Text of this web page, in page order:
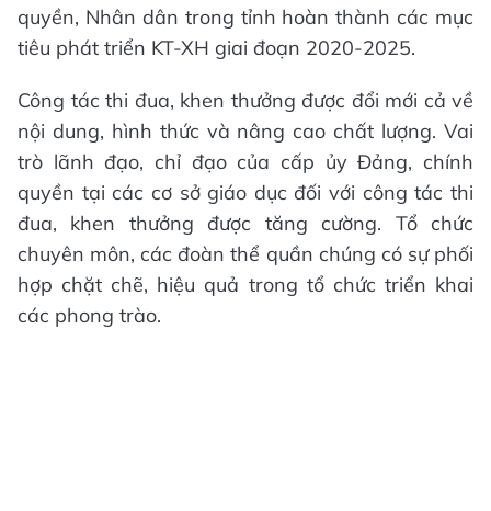
quyền, Nhân dân trong tỉnh hoàn thành các mục
tiêu phát triển KT-XH giai đoạn 2020-2025.
Công tác thi đua, khen thưởng được đổi mới cả về
nội dung, hình thức và nâng cao chất lượng. Vai
trò lãnh đạo, chỉ đạo của cấp ủy Đảng, chính
quyền tại các cơ sở giáo dục đối với công tác thi
đua, khen thưởng được tăng cường. Tổ chức
chuyên môn, các đoàn thể quần chúng có sự phối
hợp chặt chẽ, hiệu quả trong tổ chức triển khai
các phong trào.